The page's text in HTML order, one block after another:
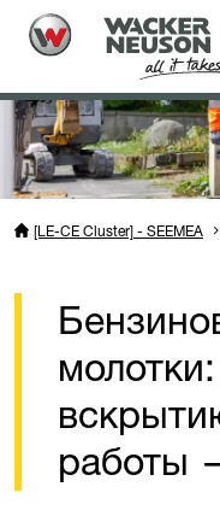
[LE-CE Cluster] - SEEMEA
работы